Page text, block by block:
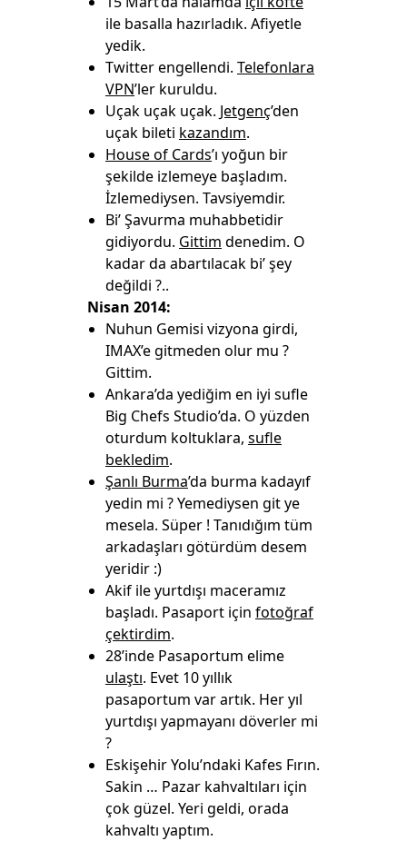
ile basalla hazırladık. Afiyetle
yedik.
Twitter engellendi. Telefonlara
VPN’ler kuruldu.
Uçak uçak uçak. Jetgenç’den
uçak bileti kazandım.
House of Cards’ı yoğun bir
şekilde izlemeye başladım.
İzlemediysen. Tavsiyemdir.
Bi’ Şavurma muhabbetidir
gidiyordu. Gittim denedim. O
kadar da abartılacak bi’ şey
değildi ?..
Nisan 2014:
Nuhun Gemisi vizyona girdi,
IMAX’e gitmeden olur mu ?
Gittim.
Ankara’da yediğim en iyi sufle
Big Chefs Studio’da. O yüzden
oturdum koltuklara, sufle
bekledim.
Şanlı Burma’da burma kadayıf
yedin mi ? Yemediysen git ye
mesela. Süper ! Tanıdığım tüm
arkadaşları götürdüm desem
yeridir :)
Akif ile yurtdışı maceramız
başladı. Pasaport için fotoğraf
çektirdim.
28’inde Pasaportum elime
ulaştı. Evet 10 yıllık
pasaportum var artık. Her yıl
yurtdışı yapmayanı döverler mi
?
Eskişehir Yolu’ndaki Kafes Fırın.
Sakin … Pazar kahvaltıları için
çok güzel. Yeri geldi, orada
kahvaltı yaptım.